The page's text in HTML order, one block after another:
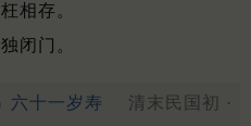
相存。
闭门。
六十一岁寿
清末民国初 ·